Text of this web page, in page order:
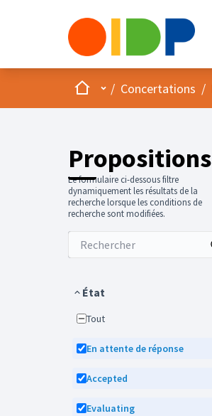
AccueilMenu principal
/ Concertations /
Propositions
Le formulaire ci-dessous filtre
dynamiquement les résultats de la
recherche lorsque les conditions de
recherche sont modifiées.
État
Tout
En attente de réponse
Accepted
Evaluating